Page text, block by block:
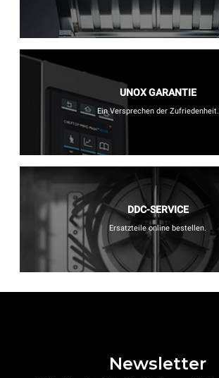
UNOX GARANTIE
Ein Versprechen der Zufriedenheit.
DDC-SERVICE
Ersatzteile online bestellen.
Newsletter